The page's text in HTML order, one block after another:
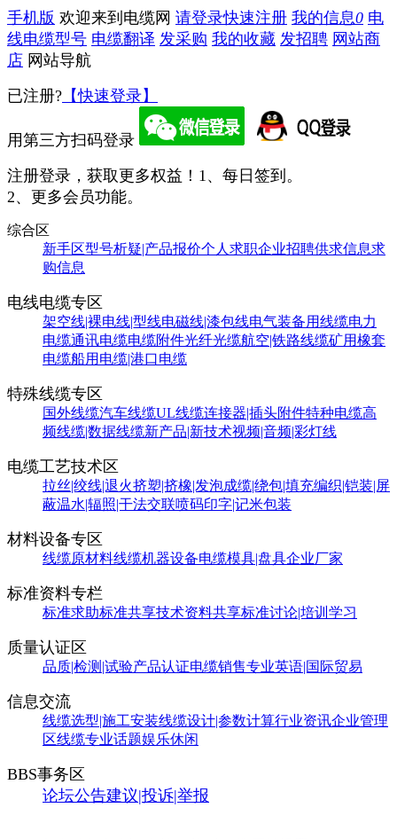
手机版 欢迎来到电缆网 请登录快速注册 我的信息0 电
线电缆型号 电缆翻译 发采购 我的收藏 发招聘 网站商
店 网站导航
已注册? 【快速登录】
用第三方扫码登录
注册登录，获取更多权益！ 1、每日签到。
2、更多会员功能。
综合区
新手区型号析疑|产品报价个人求职企业招聘供求信息求
购信息
电线电缆专区
架空线|裸电线|型线电磁线|漆包线电气装备用线缆电力
电缆通讯电缆电缆附件光纤光缆航空|铁路线缆矿用橡套
电缆船用电缆|港口电缆
特殊线缆专区
国外线缆汽车线缆UL线缆连接器|插头附件特种电缆高
频线缆|数据线缆新产品|新技术视频|音频|彩灯线
电缆工艺技术区
拉丝|绞线|退火挤塑|挤橡|发泡成缆|绕包|填充编织|铠装|屏
蔽温水|辐照|干法交联喷码印字|记米包装
材料设备专区
线缆原材料线缆机器设备电缆模具|盘具企业厂家
标准资料专栏
标准求助标准共享技术资料共享标准讨论|培训学习
质量认证区
品质|检测|试验产品认证电缆销售专业英语|国际贸易
信息交流
线缆选型|施工安装线缆设计|参数计算行业资讯企业管理
区线缆专业话题娱乐休闲
BBS事务区
论坛公告建议|投诉|举报